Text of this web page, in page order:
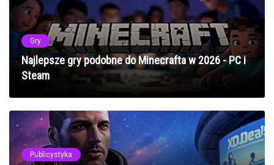
Gry
Najlepsze gry podobne do Minecrafta w 2026 - PC i
Steam
Publicystyka